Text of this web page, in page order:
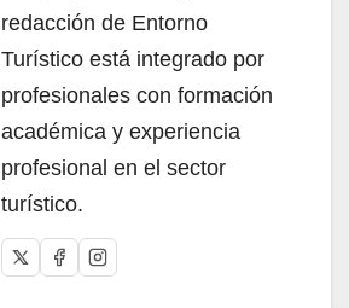
redacción de Entorno
Turístico está integrado por
profesionales con formación
académica y experiencia
profesional en el sector
turístico.